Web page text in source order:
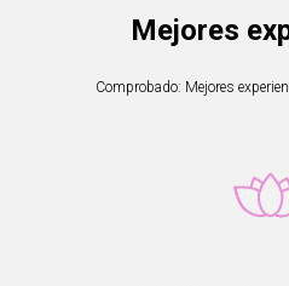
Mejores
Comprobado: Mejores